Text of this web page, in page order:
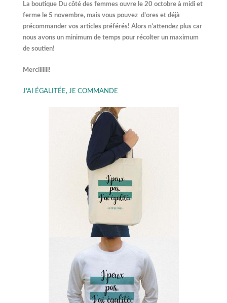
La boutique Du côté des femmes ouvre le 20 octobre à midi et
ferme le 5 novembre, mais vous pouvez d’ores et déjà
précommander vos articles préférés! Alors n’attendez plus car
nous avons un minimum de temps pour récolter un maximum
de soutien!
Merciiiiiii!
J’AI ÉGALITÉE, JE COMMANDE